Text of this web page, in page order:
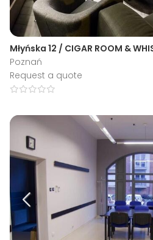
Młyńska 12 / CIGAR ROOM &
Poznań
Request a quote